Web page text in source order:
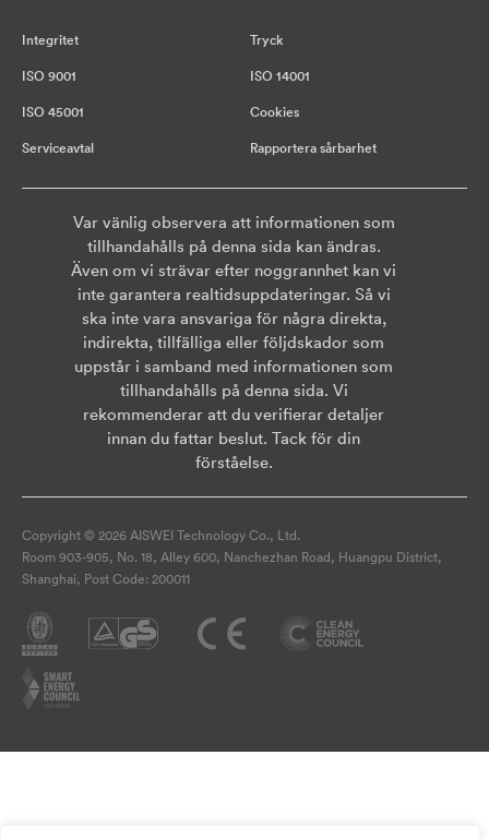
Integritet Tryck
ISO 9001 ISO 14001
ISO 45001 Cookies
Serviceavtal Rapportera sårbarhet
Var vänlig observera att informationen som
tillhandahålls på denna sida kan ändras.
Även om vi strävar efter noggrannhet kan vi
inte garantera realtidsuppdateringar. Så vi
ska inte vara ansvariga för några direkta,
indirekta, tillfälliga eller följdskador som
uppstår i samband med informationen som
tillhandahålls på denna sida. Vi
rekommenderar att du verifierar detaljer
innan du fattar beslut. Tack för din
förståelse.
Copyright © 2026 AISWEI Technology Co., Ltd.
Room 903-905, No. 18, Alley 600, Nanchezhan Road, Huangpu District,
Shanghai, Post Code: 200011